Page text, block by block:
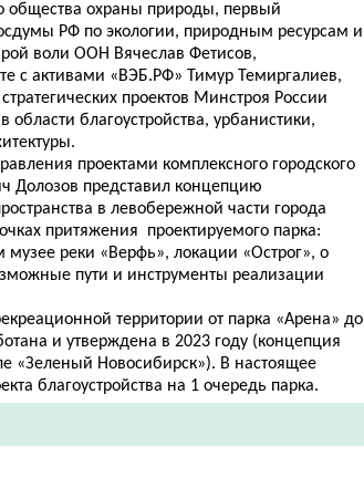
общества охраны природы, первый
РФ по экологии, природным ресурсам и
воли ООН Вячеслав Фетисов,
с активами «ВЭБ.РФ» Тимур Темиргалиев,
проектов Минстроя России
благоустройства, урбанистики,
проектами комплексного городского
Долозов представил концепцию
в левобережной части города
притяжения проектируемого парка:
реки «Верфь», локации «Острог», о
пути и инструменты реализации
территории от парка «Арена» до
и утверждена в 2023 году (концепция
«Зеленый Новосибирск»). В настоящее
благоустройства на 1 очередь парка.